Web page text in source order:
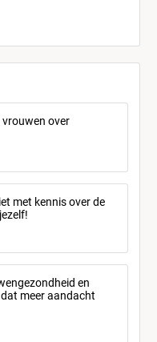
vrouwen over
met kennis over de
en
meer aandacht